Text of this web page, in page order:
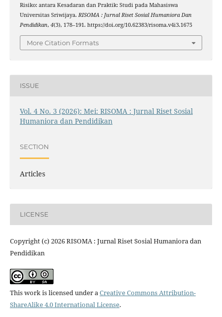
Risiko: antara Kesadaran dan Praktik: Studi pada Mahasiswa
Universitas Sriwijaya. RISOMA : Jurnal Riset Sosial Humaniora Dan
Pendidikan, 4(3), 178–191. https://doi.org/10.62383/risoma.v4i3.1675
More Citation Formats
ISSUE
Vol. 4 No. 3 (2026): Mei: RISOMA : Jurnal Riset Sosial
Humaniora dan Pendidikan
SECTION
Articles
LICENSE
Copyright (c) 2026 RISOMA : Jurnal Riset Sosial Humaniora dan
Pendidikan
This work is licensed under aCreative Commons Attribution-
ShareAlike 4.0 International License.